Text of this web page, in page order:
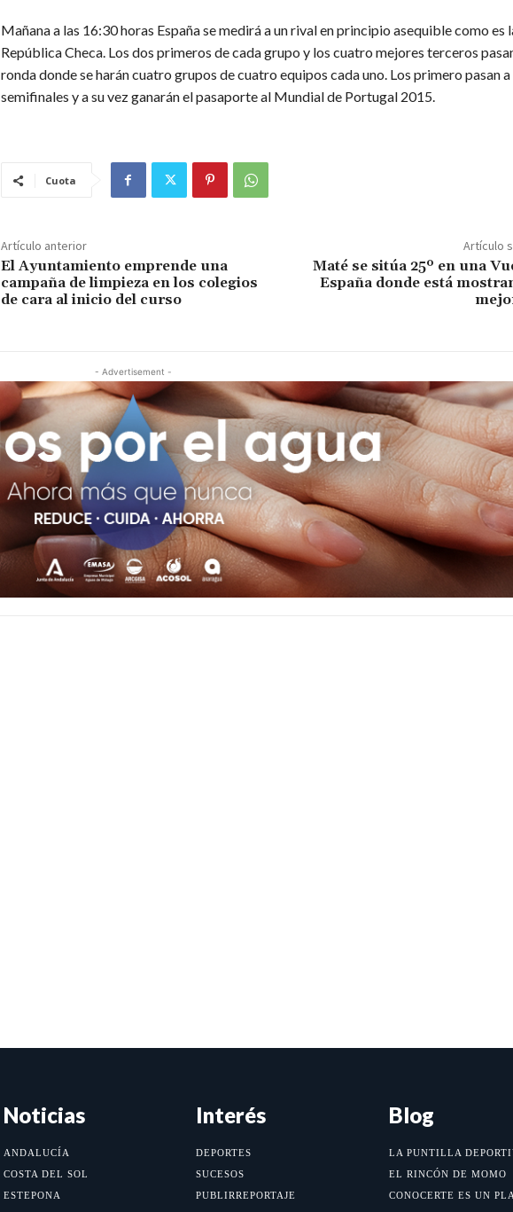
Mañana a las 16:30 horas España se medirá a un rival en principio asequible como es
República Checa. Los dos primeros de cada grupo y los cuatro mejores terceros
ronda donde se harán cuatro grupos de cuatro equipos cada uno. Los primero pasan a
semifinales y a su vez ganarán el pasaporte al Mundial de Portugal 2015.
Cuota
Artículo anterior
El Ayuntamiento emprende una
campaña de limpieza en los colegios
de cara al inicio del curso
Artículo
Maté se sitúa 25º en una
España donde está
- Advertisement -
Noticias
ANDALUCÍA
COSTA DEL SOL
ESTEPONA
Interés
DEPORTES
SUCESOS
PUBLIRREPORTAJE
Blog
LA PUNTILLA
EL RINCÓN DE MOMO
CONOCERTE ES UN